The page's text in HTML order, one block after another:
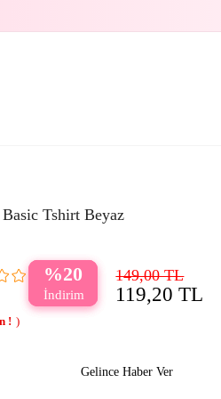
Tshirt Beyaz
20 149,00 TL
119,20 TL
Gelince Haber Ver